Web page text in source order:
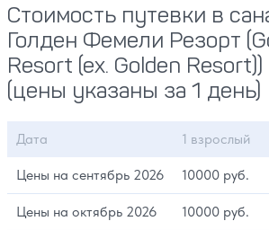
Стоимость путевки в
Голден Фемели Резорт
Resort (ex. Golden
(цены указаны за 1 день)
Дата 1 взрослый
Цены на сентябрь 2026 10000 руб.
Цены на октябрь 2026 10000 руб.